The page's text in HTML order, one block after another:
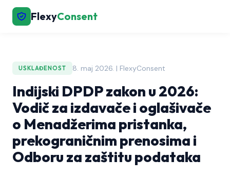
FlexyConsent
USKLAĐENOST 8. maj 2026. | FlexyConsent
Indijski DPDP zakon u 2026:
Vodič za izdavače i oglašivače
o Menadžerima pristanka,
prekograničnim prenosima i
Odboru za zaštitu podataka